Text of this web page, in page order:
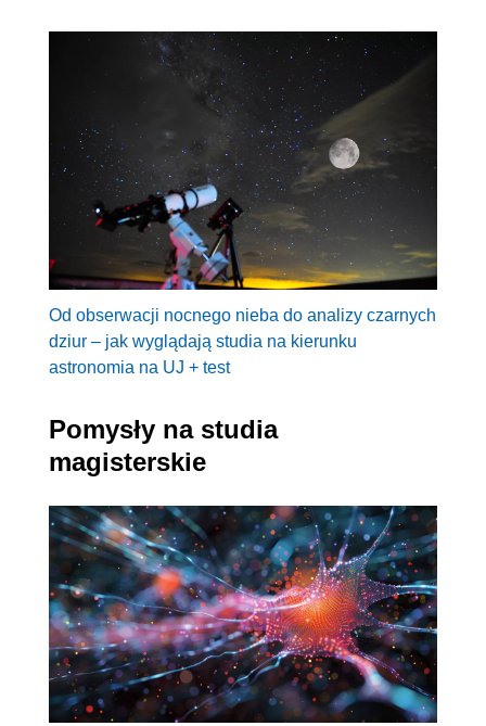
Od obserwacji nocnego nieba do analizy czarnych
dziur – jak wyglądają studia na kierunku
astronomia na UJ + test
Pomysły na studia
magisterskie